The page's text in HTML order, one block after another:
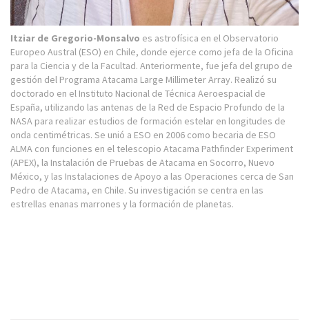
Itziar de Gregorio-Monsalvo es astrofísica en el Observatorio
Europeo Austral (ESO) en Chile, donde ejerce como jefa de la Oficina
para la Ciencia y de la Facultad. Anteriormente, fue jefa del grupo de
gestión del Programa Atacama Large Millimeter Array. Realizó su
doctorado en el Instituto Nacional de Técnica Aeroespacial de
España, utilizando las antenas de la Red de Espacio Profundo de la
NASA para realizar estudios de formación estelar en longitudes de
onda centimétricas. Se unió a ESO en 2006 como becaria de ESO
ALMA con funciones en el telescopio Atacama Pathfinder Experiment
(APEX), la Instalación de Pruebas de Atacama en Socorro, Nuevo
México, y las Instalaciones de Apoyo a las Operaciones cerca de San
Pedro de Atacama, en Chile. Su investigación se centra en las
estrellas enanas marrones y la formación de planetas.